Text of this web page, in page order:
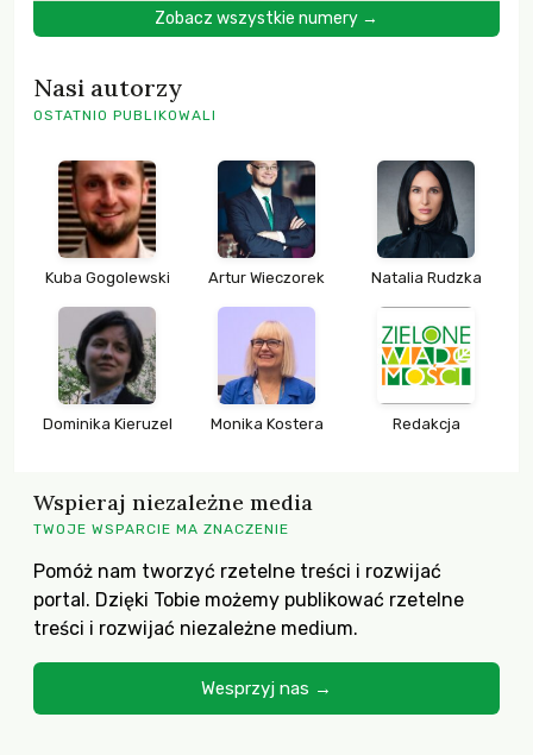
Zobacz wszystkie numery →
Nasi autorzy
OSTATNIO PUBLIKOWALI
Kuba Gogolewski Artur Wieczorek Natalia Rudzka
Dominika Kieruzel Monika Kostera Redakcja
Wspieraj niezależne media
TWOJE WSPARCIE MA ZNACZENIE
Pomóż nam tworzyć rzetelne treści i rozwijać
portal. Dzięki Tobie możemy publikować rzetelne
treści i rozwijać niezależne medium.
Wesprzyj nas →